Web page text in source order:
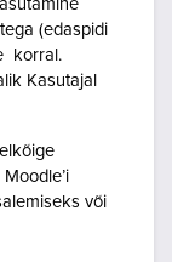
(edaspidi
korral.
Kasutajal
või